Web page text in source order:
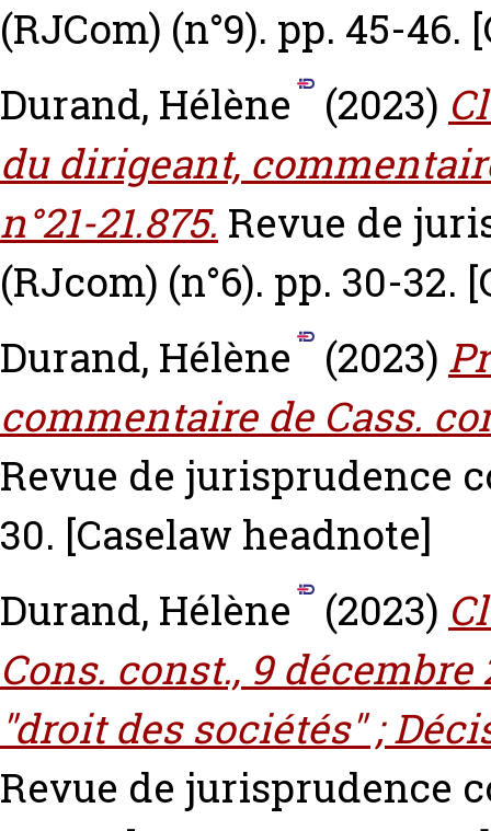
(RJCom) (n°9). pp. 45-46.
Durand, Hélène
(2023)
du dirigeant,
n°21-21.875. Revue de
(RJcom) (n°6). pp. 30-32.
Durand, Hélène
(2023)
commentaire de Cass.
Revue de jurisprudence
30. [Caselaw headnote]
Durand, Hélène
(2023)
Cons. const., 9 décembre
"droit des sociétés" ;
Revue de jurisprudence